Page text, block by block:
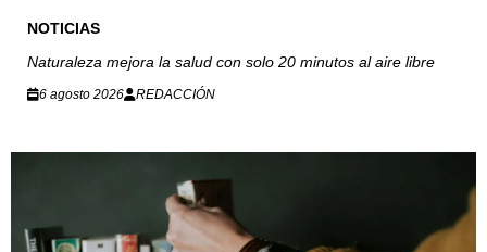
NOTICIAS
Naturaleza mejora la salud con solo 20 minutos al aire libre
6 agosto 2026 REDACCIÓN